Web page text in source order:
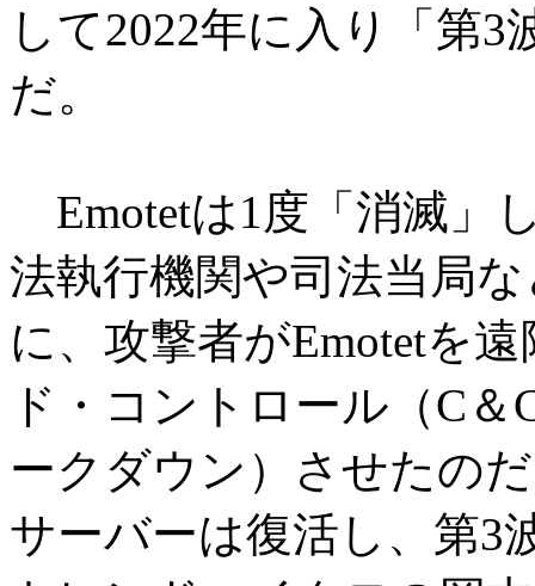
して2022年に入り「第
だ。
Emotetは1度「消滅」
法執行機関や司法当局
に、攻撃者がEmotetを
ド・コントロール（C
ークダウン）させたの
サーバーは復活し、第3